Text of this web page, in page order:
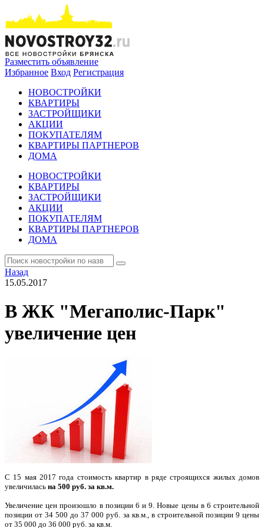
Разместить объявление
Избранное Вход Регистрация
НОВОСТРОЙКИ
КВАРТИРЫ
ЗАСТРОЙЩИКИ
АКЦИИ
ПОКУПАТЕЛЯМ
КВАРТИРЫ ПАРТНЕРОВ
ДОМА
НОВОСТРОЙКИ
КВАРТИРЫ
ЗАСТРОЙЩИКИ
АКЦИИ
ПОКУПАТЕЛЯМ
КВАРТИРЫ ПАРТНЕРОВ
ДОМА
Назад
15.05.2017
В ЖК "Мегаполис-Парк"
увеличение цен
С 15 мая 2017 года стоимость квартир в ряде строящихся жилых домов
увеличилась на 500 руб. за кв.м.
Увеличение цен произошло в позиции 6 и 9. Новые цены в 6 строительной
позиции от 34 500 до 37 000 руб. за кв.м., в строительной позиции 9 цены
от 35 000 до 36 000 руб. за кв.м.